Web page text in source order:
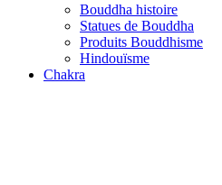
Bouddha histoire
Statues de Bouddha
Produits Bouddhisme
Hindouïsme
Chakra